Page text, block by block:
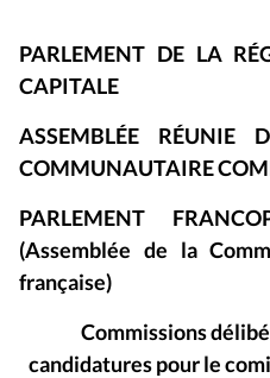
PARLEMENT DE LA
CAPITALE
ASSEMBLÉE RÉUNIE
COMMUNAUTAIRE
PARLEMENT
(Assemblée de la
française)
Commissions
candidatures pour le